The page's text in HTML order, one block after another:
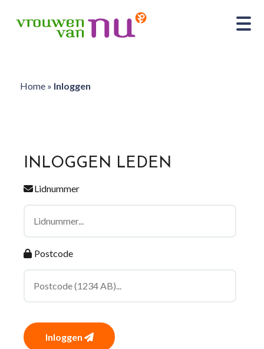
Home» Inloggen
INLOGGEN LEDEN
Lidnummer
Postcode
Inloggen